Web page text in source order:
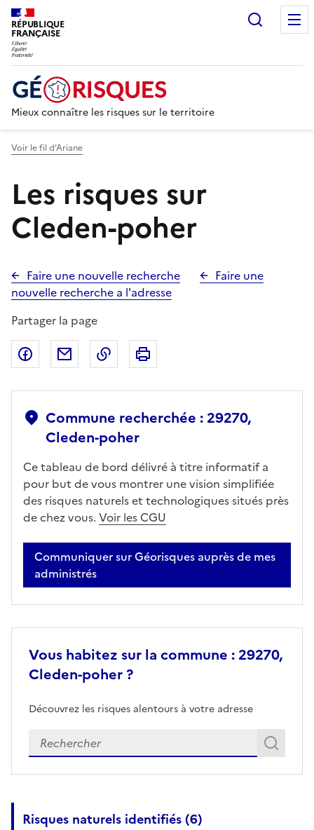
RÉPUBLIQUE
FRANÇAISE
Mieux connaître les risques sur le territoire
Voir le fil d’Ariane
Les risques sur
Cleden-poher
Faire une nouvelle recherche
Faire une
nouvelle recherche a l'adresse
Partager la page
Partager sur Facebook
Partager par emailCopier dans le presse-papier
Commune recherchée : 29270,
Cleden-poher
Ce tableau de bord délivré à titre informatif a
pour but de vous montrer une vision simplifiée
des risques naturels et technologiques situés près
de chez vous. Voir les CGU
Communiquer sur Géorisques auprès de mes
administrés
Vous habitez sur la commune : 29270,
Cleden-poher ?
Découvrez les risques alentours à votre adresse
Veuillez renseigner votre adresse exacte
Risques naturels identifiés (6)